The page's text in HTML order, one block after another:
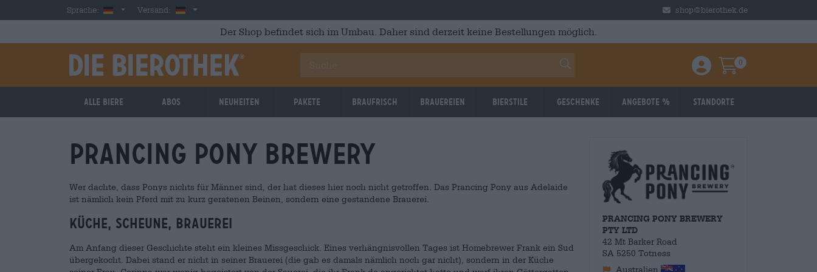
Skip to main contentSprache: GermanVersand: Deutschland shop@bierothek.de
Der Shop befindet sich im Umbau. Daher sind derzeit keine Bestellungen möglich.
Einloggen / Anmelden
Warenkorb
0
Alle Biere Abos Neuheiten Pakete Braufrisch Brauereien Bierstile Geschenke Angebote % Standorte
Prancing Pony Brewery
Wer dachte, dass Ponys nichts für Männer sind, der hat dieses hier noch nicht getroffen. Das Prancing Pony aus Adelaide
ist nämlich kein Pferd mit zu kurz geratenen Beinen, sondern eine gestandene Brauerei.
Küche, Scheune, Brauerei
Am Anfang dieser Geschichte steht ein kleines Missgeschick. Eines verhängnisvollen Tages ist Homebrewer Frank ein Sud
übergekocht. Dabei stand er nicht in seiner Brauerei (die gab es damals nämlich noch gar nicht), sondern in der Küche
PRANCING PONY BREWERY
PTY LTD
42 Mt Barker Road
SA 5250 Totness
Australien